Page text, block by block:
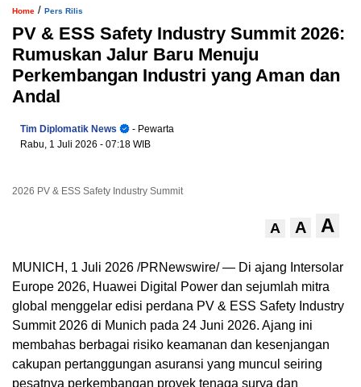
Home / Pers Rilis
PV & ESS Safety Industry Summit 2026:
Rumuskan Jalur Baru Menuju
Perkembangan Industri yang Aman dan
Andal
Tim Diplomatik News
- Pewarta
Rabu, 1 Juli 2026 - 07:18 WIB
2026 PV & ESS Safety Industry Summit
A A A
MUNICH, 1 Juli 2026 /PRNewswire/ — Di ajang Intersolar
Europe 2026, Huawei Digital Power dan sejumlah mitra
global menggelar edisi perdana PV & ESS Safety Industry
Summit 2026 di Munich pada 24 Juni 2026. Ajang ini
membahas berbagai risiko keamanan dan kesenjangan
cakupan pertanggungan asuransi yang muncul seiring
pesatnya perkembangan proyek tenaga surya dan